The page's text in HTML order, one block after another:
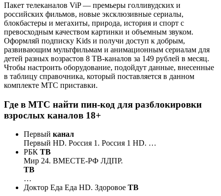
Пакет телеканалов ViP — премьеры голливудских и
российских фильмов, новые эксклюзивные сериалы,
блокбастеры и мегахиты, природа, история и спорт с
превосходным качеством картинки и объемным звуком.
Оформляй подписку Kids и получи доступ к добрым,
развивающим мультфильмам и анимационным сериалам для
детей разных возрастов 8 ТВ-каналов за 149 рублей в месяц.
Чтобы настроить оборудование, подойдут данные, внесенные
в таблицу справочника, который поставляется в данном
комплекте МТС приставки.
Где в МТС найти пин-код для разблокировки
взрослых каналов 18+
Первый канал
Первый HD. Россия 1. Россия 1 HD. …
РБК ТВ
Мир 24. ВМЕСТЕ-РФ ЛДПР.
ТВ
…
Доктор Еда Еда HD. Здоровое ТВ